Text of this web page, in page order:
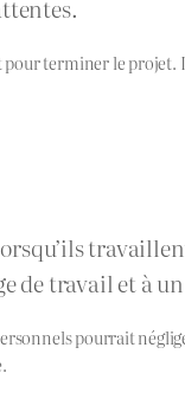
terminer le projet.
de travail et à
pourrait